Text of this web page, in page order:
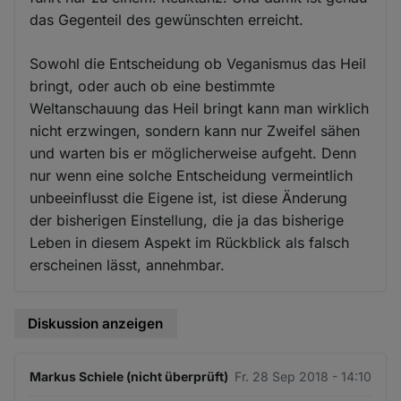
das Gegenteil des gewünschten erreicht.
Sowohl die Entscheidung ob Veganismus das Heil
bringt, oder auch ob eine bestimmte
Weltanschauung das Heil bringt kann man wirklich
nicht erzwingen, sondern kann nur Zweifel sähen
und warten bis er möglicherweise aufgeht. Denn
nur wenn eine solche Entscheidung vermeintlich
unbeeinflusst die Eigene ist, ist diese Änderung
der bisherigen Einstellung, die ja das bisherige
Leben in diesem Aspekt im Rückblick als falsch
erscheinen lässt, annehmbar.
Diskussion anzeigen
Markus Schiele (nicht überprüft) Fr. 28 Sep 2018 - 14:10